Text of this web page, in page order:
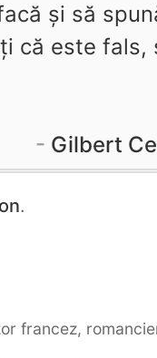
şi să
că este fals,
Gilbert
.
francez,